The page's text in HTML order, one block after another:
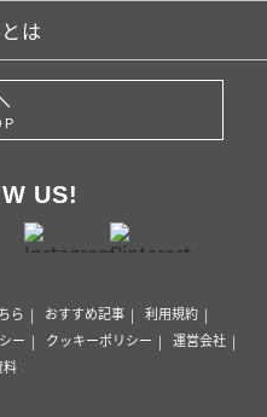
は
US!
ら おすすめ記事
利用規約
ー クッキーポリシー
運営会社
料